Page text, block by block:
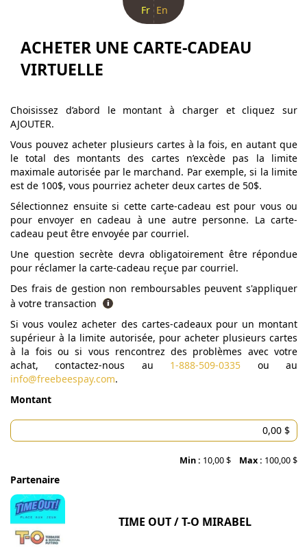
Fr En
ACHETER UNE CARTE-CADEAU
VIRTUELLE
Choisissez d’abord le montant à charger et cliquez sur
AJOUTER.
Vous pouvez acheter plusieurs cartes à la fois, en autant que
le total des montants des cartes n’excède pas la limite
maximale autorisée par le marchand. Par exemple, si la limite
est de 100$, vous pourriez acheter deux cartes de 50$.
Sélectionnez ensuite si cette carte-cadeau est pour vous ou
pour envoyer en cadeau à une autre personne. La carte-
cadeau peut être envoyée par courriel.
Une question secrète devra obligatoirement être répondue
pour réclamer la carte-cadeau reçue par courriel.
Des frais de gestion non remboursables peuvent s'appliquer
à votre transaction
Si vous voulez acheter des cartes-cadeaux pour un montant
supérieur à la limite autorisée, pour acheter plusieurs cartes
à la fois ou si vous rencontrez des problèmes avec votre
achat, contactez-nous au 1-888-509-0335 ou au
info@freebeespay.com.
Montant
Min : 10,00 $ Max : 100,00 $
Partenaire
TIME OUT / T-O MIRABEL